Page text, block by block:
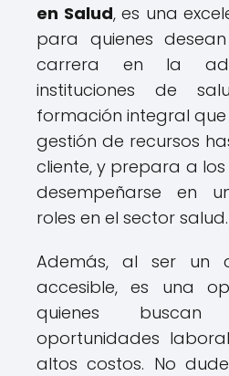
en Salud, es una
para quienes
carrera en la
instituciones de
formación integral
gestión de recursos
cliente, y prepara a
desempeñarse en
roles en el sector salud.
Además, al ser un
accesible, es una
quienes
oportunidades
altos costos. No